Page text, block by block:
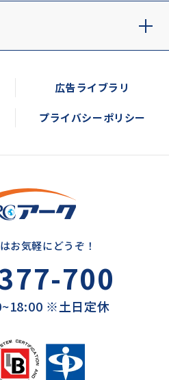
広告ライブラリ
プライバシーポリシー
お気軽にどうぞ！
700
※土日定休